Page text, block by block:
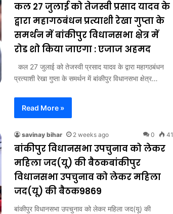
कल 27 जुलाई को तेजस्वी प्रसाद यादव के
द्वारा महागठबंधन प्रत्याशी रेखा गुप्ता के
समर्थन में बांकीपुर विधानसभा क्षेत्र में
रोड शो किया जाएगा : एजाज अहमद
कल 27 जुलाई को तेजस्वी प्रसाद यादव के द्वारा महागठबंधन
प्रत्याशी रेखा गुप्ता के समर्थन में बांकीपुर विधानसभा क्षेत्र…
Read More »
savinay bihar 2 weeks ago 0 41
बांकीपुर विधानसभा उपचुनाव को लेकर
महिला जद(यू) की बैठकबांकीपुर
विधानसभा उपचुनाव को लेकर महिला
जद(यू) की बैठक9869
बांकीपुर विधानसभा उपचुनाव को लेकर महिला जद(यू) की